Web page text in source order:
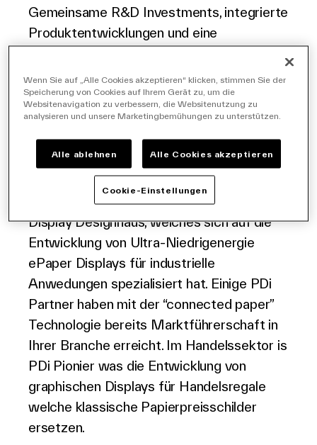
Gemeinsame R&D Investments, integrierte
Produktentwicklungen und eine
gemeinsam möglich. Die Synergien die sich
durch diese Partnerschaft ergeben
werden auch in die Weiterentwicklung der
Wireless IoT (Internet of Things) ePaper
Etiketten für Industrien fließen.
PDI wurde 2010 gegründet und ist ein
Display Designhaus, welches sich auf die
Entwicklung von Ultra-Niedrigenergie
ePaper Displays für industrielle
Anwedungen spezialisiert hat. Einige PDi
Partner haben mit der “connected paper”
Technologie bereits Marktführerschaft in
Ihrer Branche erreicht. Im Handelssektor is
PDi Pionier was die Entwicklung von
graphischen Displays für Handelsregale
welche klassische Papierpreisschilder
ersetzen.
Wenn Sie auf „Alle Cookies akzeptieren“ klicken, stimmen Sie der
Speicherung von Cookies auf Ihrem Gerät zu, um die
Websitenavigation zu verbessern, die Websitenutzung zu
analysieren und unsere Marketingbemühungen zu unterstützen.
Alle ablehnen Alle Cookies akzeptieren
Cookie-Einstellungen